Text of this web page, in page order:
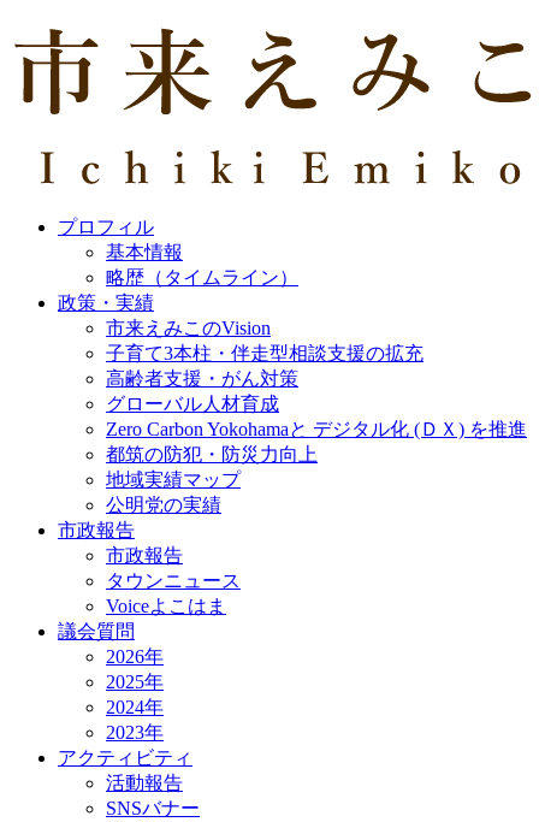
プロフィル
基本情報
略歴（タイムライン）
政策・実績
市来えみこのVision
子育て3本柱・伴走型相談支援の拡充
高齢者支援・がん対策
グローバル人材育成
Zero Carbon Yokohamaと デジタル化 (ＤＸ) を推進
都筑の防犯・防災力向上
地域実績マップ
公明党の実績
市政報告
市政報告
タウンニュース
Voiceよこはま
議会質問
2026年
2025年
2024年
2023年
アクティビティ
活動報告
SNSバナー